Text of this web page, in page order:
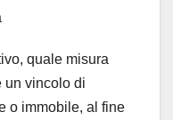
quale misura
un vincolo di
o immobile, al fine